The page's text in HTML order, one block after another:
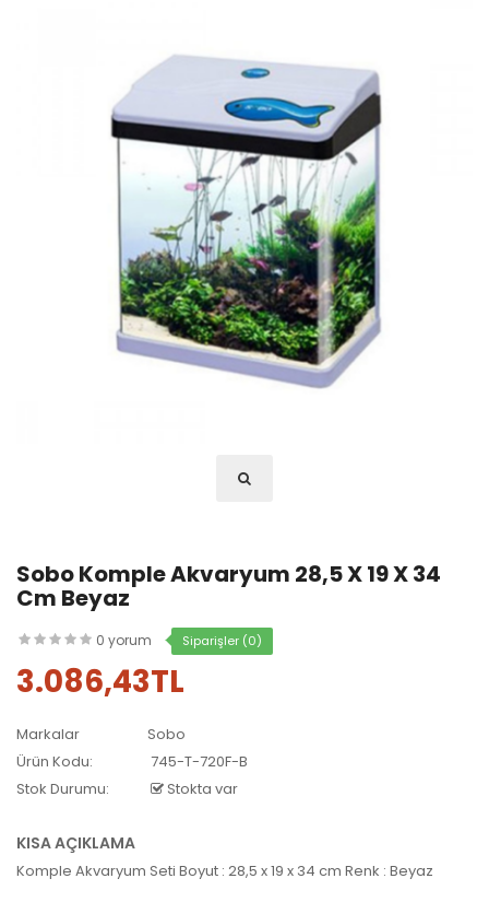
Sobo Komple Akvaryum 28,5 X 19 X 34
Cm Beyaz
0 yorum Siparişler (0)
3.086,43TL
Markalar
Sobo
Ürün Kodu:
745-T-720F-B
Stok Durumu:
Stokta var
KISA AÇIKLAMA
Komple Akvaryum Seti Boyut : 28,5 x 19 x 34 cm Renk : Beyaz